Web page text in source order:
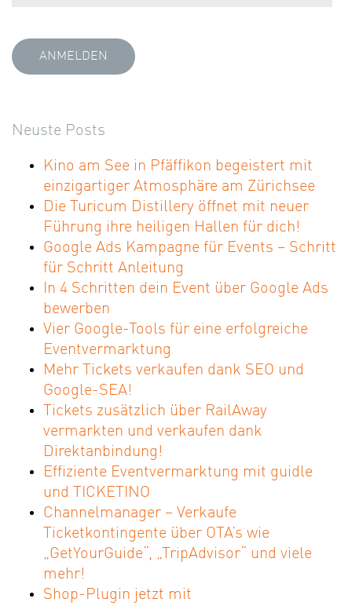
Neuste Posts
Kino am See in Pfäffikon begeistert mit
einzigartiger Atmosphäre am Zürichsee
Die Turicum Distillery öffnet mit neuer
Führung ihre heiligen Hallen für dich!
Google Ads Kampagne für Events – Schritt
für Schritt Anleitung
In 4 Schritten dein Event über Google Ads
bewerben
Vier Google-Tools für eine erfolgreiche
Eventvermarktung
Mehr Tickets verkaufen dank SEO und
Google-SEA!
Tickets zusätzlich über RailAway
vermarkten und verkaufen dank
Direktanbindung!
Effiziente Eventvermarktung mit guidle
und TICKETINO
Channelmanager – Verkaufe
Ticketkontingente über OTA’s wie
„GetYourGuide“, „TripAdvisor“ und viele
mehr!
Shop-Plugin jetzt mit